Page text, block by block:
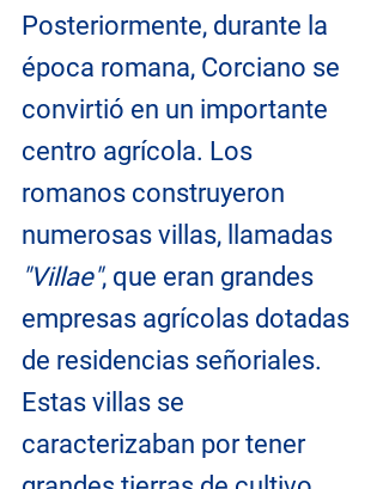
Posteriormente, durante la
época romana, Corciano se
convirtió en un importante
centro agrícola. Los
romanos construyeron
numerosas villas, llamadas
"Villae", que eran grandes
empresas agrícolas dotadas
de residencias señoriales.
Estas villas se
caracterizaban por tener